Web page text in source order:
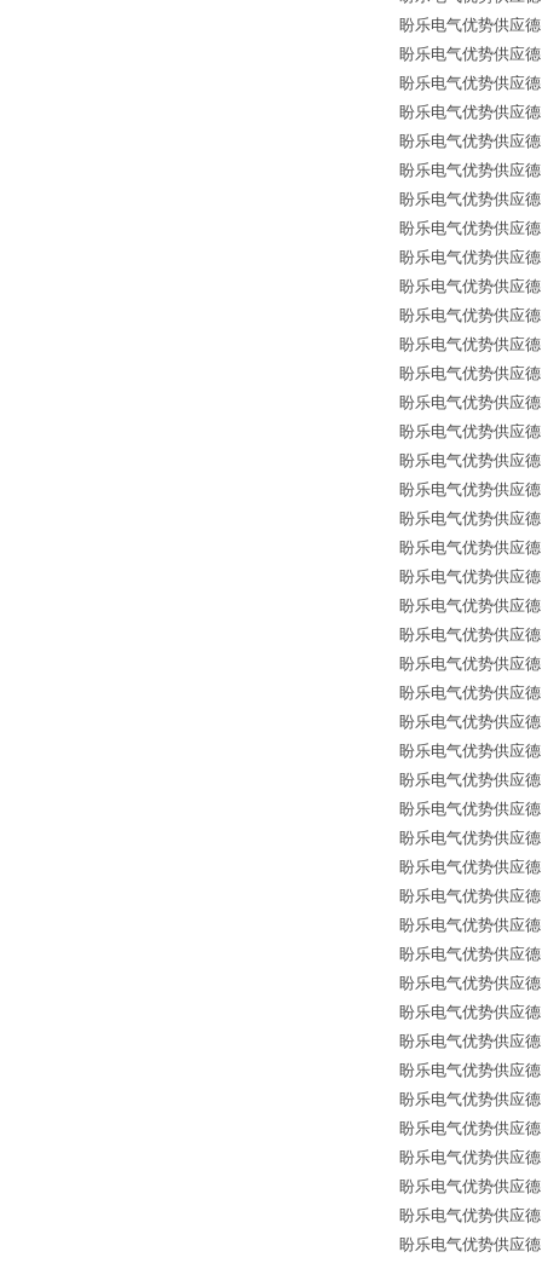
盼乐电气优势供应
盼乐电气优势供应
盼乐电气优势供应
盼乐电气优势供应
盼乐电气优势供应
盼乐电气优势供应
盼乐电气优势供应
盼乐电气优势供应
盼乐电气优势供应
盼乐电气优势供应
盼乐电气优势供应
盼乐电气优势供应
盼乐电气优势供应
盼乐电气优势供应
盼乐电气优势供应
盼乐电气优势供应
盼乐电气优势供应
盼乐电气优势供应
盼乐电气优势供应
盼乐电气优势供应
盼乐电气优势供应
盼乐电气优势供应
盼乐电气优势供应
盼乐电气优势供应
盼乐电气优势供应
盼乐电气优势供应
盼乐电气优势供应
盼乐电气优势供应
盼乐电气优势供应
盼乐电气优势供应
盼乐电气优势供应
盼乐电气优势供应
盼乐电气优势供应
盼乐电气优势供应
盼乐电气优势供应
盼乐电气优势供应
盼乐电气优势供应
盼乐电气优势供应
盼乐电气优势供应
盼乐电气优势供应
盼乐电气优势供应
盼乐电气优势供应
盼乐电气优势供应